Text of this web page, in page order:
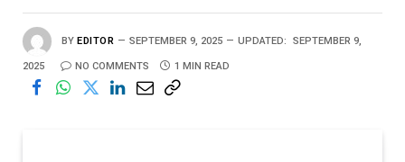
BY EDITOR SEPTEMBER 9, 2025 UPDATED: SEPTEMBER 9,
2025 NO COMMENTS 1 MIN READ